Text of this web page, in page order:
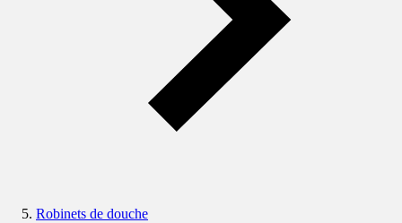
Robinets de douche